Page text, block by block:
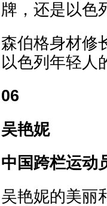
牌，还是以色
森伯格身材修
以色列年轻人
06
吴艳妮
中国跨栏运动
吴艳妮的美丽